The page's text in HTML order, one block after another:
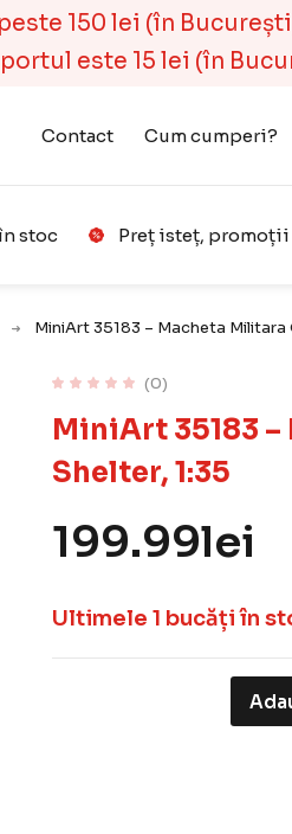
150 lei (în
este 15 lei (în
Contact Cum cumperi?
stoc Preț isteț, promoții
MiniArt 35183 – Macheta
(0)
MiniArt 35183
Shelter, 1:35
199.99lei
Ultimele 1 bucăți în